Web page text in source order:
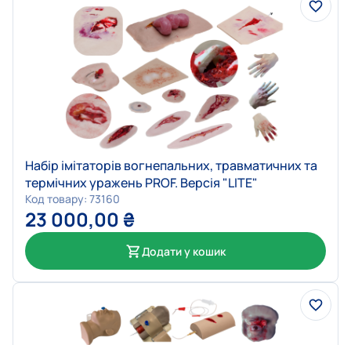
Набір імітаторів вогнепальних, травматичних та
термічних уражень PROF. Версія "LITE"
Код товару: 73160
23 000,00 ₴
Додати у кошик